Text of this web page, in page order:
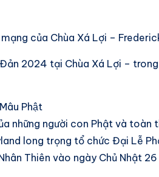
của Chùa Xá Lợi –
2024 tại Chùa Xá Lợi –
Phật
những người con Phật và toàn
long trọng tổ chức Đại Lễ
Thiên vào ngày Chủ Nhật